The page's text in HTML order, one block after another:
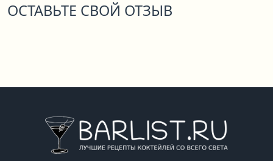
ОСТАВЬТЕ СВОЙ ОТЗЫВ